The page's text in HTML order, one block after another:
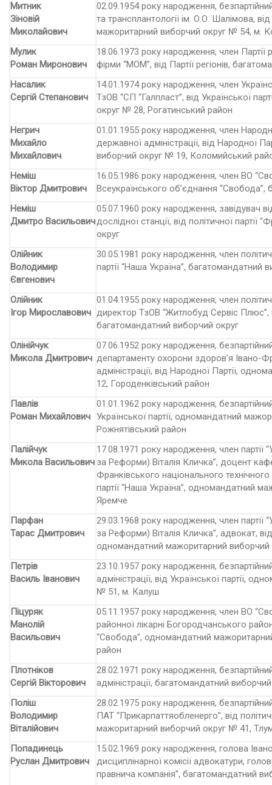
Митник
Зіновій
Миколайович
02.09.1954 року народження,
та трансплантології ім. О.О. Шалімова,
мажоритарний виборчий округ № 54, м.
Мулик
Роман Миронович
18.06.1973 року народження, член Партії
фірми “МОМ”, від Партії регіонів,
Насалик
Сергій Степанович
14.01.1974 року народження, член
ТзОВ “СП “Галпласт”, від Української
округ № 28, Рогатинський район
Негрич
Михайло
Михайлович
01.01.1955 року народження, член
державної адміністрації, від Народної
виборчий округ № 19, Коломийський
Неміш
Віктор Дмитрович
16.05.1986 року народження, член ВО
Всеукраїнського об’єднання
Неміш
Дмитро Васильович
05.07.1960 року народження, завідувач
дослідної станції, від політичної
округ
Олійник
Володимир
Євгенович
30.05.1981 року народження, член
партії “Наша Україна”, багатомандатний
Олійник
Ігор Мирославович
01.04.1955 року народження, член
директор ТзОВ “Житлобуд Сервіс Плюс”,
багатомандатний виборчий округ
Олінійчук
Микола Дмитрович
07.06.1952 року народження,
департаменту охорони здоров’я Івано-
адміністрації, від Народної Партії,
12, Городенківський район
Павлів
Роман Михайлович
01.01.1962 року народження,
Української партії, одномандатний
Рожнятівський район
Палійчук
Микола Васильович
17.08.1971 року народження, член
за Реформи) Віталія Кличка”, доцент
Франківського національного технічного
партії “Наша Україна”, одномандатний
Яремче
Парфан
Тарас Дмитрович
29.03.1968 року народження, член
за Реформи) Віталія Кличка”, адвокат, від
одномандатний мажоритарний
Петрів
Василь Іванович
23.10.1957 року народження,
адміністрації, від Української партії,
№ 51, м. Калуш
Піцуряк
Манолій
Васильович
05.11.1957 року народження, член ВО
районної лікарні Богородчанського
“Свобода”, одномандатний
район
Плотніков
Сергій Вікторович
28.02.1971 року народження,
адміністрації, багатомандатний
Поліш
Володимир
Віталійович
28.02.1975 року народження,
ПАТ “Прикарпаттяобленерго”, від
мажоритарний виборчий округ № 41,
Попадинець
Руслан Дмитрович
15.02.1969 року народження, голова
дисциплінарної комісії адвокатури,
правнича компанія”, багатомандатний